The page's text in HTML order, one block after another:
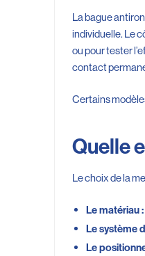
La bague
individuelle. Le
ou pour tester
contact
Certains
Quelle
Le choix de la
Le matériau :
Le système
Le